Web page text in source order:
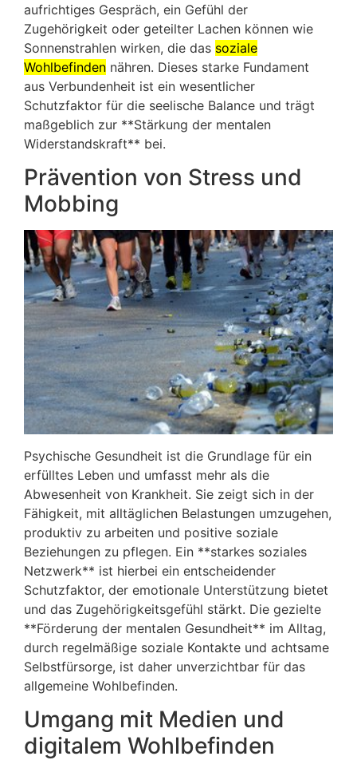
aufrichtiges Gespräch, ein Gefühl der
Zugehörigkeit oder geteilter Lachen können wie
Sonnenstrahlen wirken, die das soziale
Wohlbefinden nähren. Dieses starke Fundament
aus Verbundenheit ist ein wesentlicher
Schutzfaktor für die seelische Balance und trägt
maßgeblich zur **Stärkung der mentalen
Widerstandskraft** bei.
Prävention von Stress und
Mobbing
Psychische Gesundheit ist die Grundlage für ein
erfülltes Leben und umfasst mehr als die
Abwesenheit von Krankheit. Sie zeigt sich in der
Fähigkeit, mit alltäglichen Belastungen umzugehen,
produktiv zu arbeiten und positive soziale
Beziehungen zu pflegen. Ein **starkes soziales
Netzwerk** ist hierbei ein entscheidender
Schutzfaktor, der emotionale Unterstützung bietet
und das Zugehörigkeitsgefühl stärkt. Die gezielte
**Förderung der mentalen Gesundheit** im Alltag,
durch regelmäßige soziale Kontakte und achtsame
Selbstfürsorge, ist daher unverzichtbar für das
allgemeine Wohlbefinden.
Umgang mit Medien und
digitalem Wohlbefinden